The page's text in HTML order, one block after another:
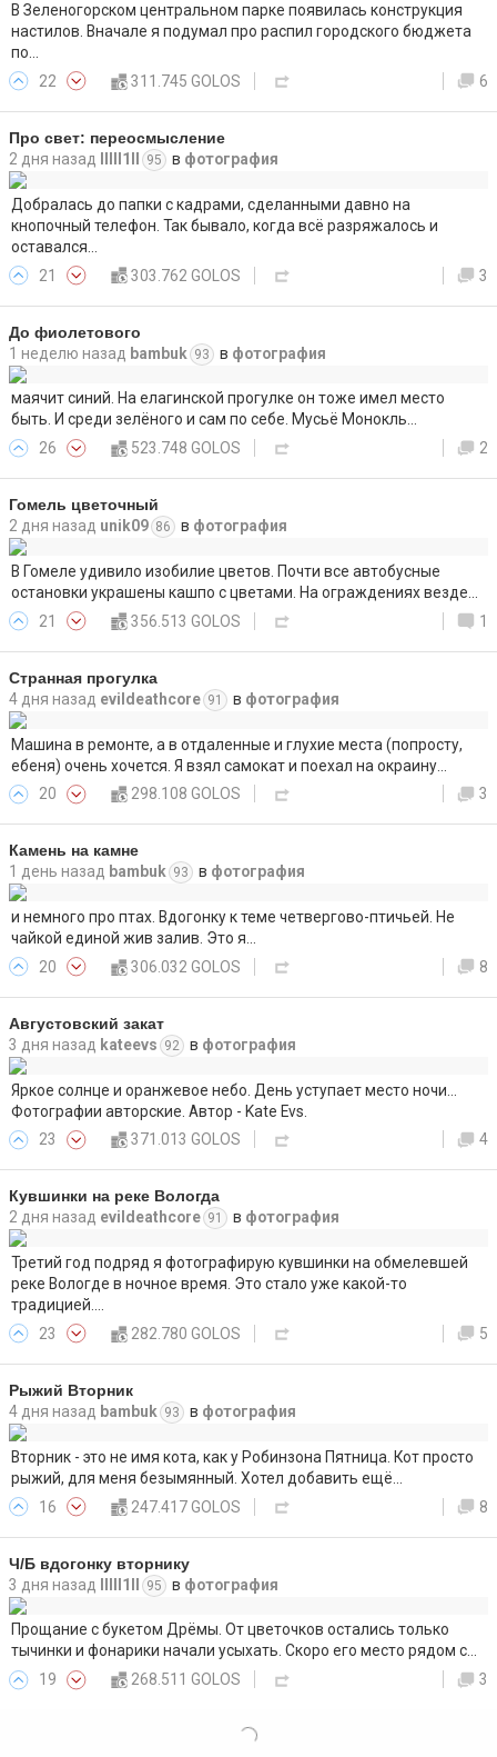
В Зеленогорском центральном парке появилась конструкция
настилов. Вначале я подумал про распил городского бюджета
по…
22
311.745 GOLOS 6
Про свет: переосмысление
2 дня назад lllll1ll 95 в фотография
Добралась до папки с кадрами, сделанными давно на
кнопочный телефон. Так бывало, когда всё разряжалось и
оставался…
21
303.762 GOLOS 3
До фиолетового
1 неделю назад bambuk 93 в фотография
маячит синий. На елагинской прогулке он тоже имел место
быть. И среди зелёного и сам по себе. Мусьё Монокль…
26
523.748 GOLOS 2
Гомель цветочный
2 дня назад unik09 86 в фотография
В Гомеле удивило изобилие цветов. Почти все автобусные
остановки украшены кашпо с цветами. На ограждениях везде…
21
356.513 GOLOS 1
Странная прогулка
4 дня назад evildeathcore 91 в фотография
Машина в ремонте, а в отдаленные и глухие места (попросту,
ебеня) очень хочется. Я взял самокат и поехал на окраину…
20
298.108 GOLOS 3
Камень на камне
1 день назад bambuk 93 в фотография
и немного про птах. Вдогонку к теме четвергово-птичьей. Не
чайкой единой жив залив. Это я…
20
306.032 GOLOS 8
Августовский закат
3 дня назад kateevs 92 в фотография
Яркое солнце и оранжевое небо. День уступает место ночи...
Фотографии авторские. Автор - Kate Evs.
23
371.013 GOLOS 4
Кувшинки на реке Вологда
2 дня назад evildeathcore 91 в фотография
Третий год подряд я фотографирую кувшинки на обмелевшей
реке Вологде в ночное время. Это стало уже какой-то
традицией.…
23
282.780 GOLOS 5
Рыжий Вторник
4 дня назад bambuk 93 в фотография
Вторник - это не имя кота, как у Робинзона Пятница. Кот просто
рыжий, для меня безымянный. Хотел добавить ещё…
16
247.417 GOLOS 8
Ч/Б вдогонку вторнику
3 дня назад lllll1ll 95 в фотография
Прощание с букетом Дрёмы. От цветочков остались только
тычинки и фонарики начали усыхать. Скоро его место рядом с…
19
268.511 GOLOS 3